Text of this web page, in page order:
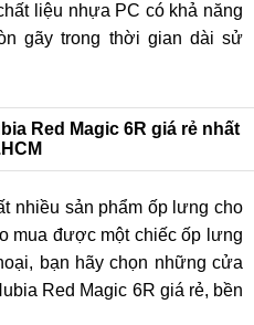
liệu nhựa PC có khả năng
gãy trong thời gian dài sử
Red Magic 6R giá rẻ nhất
nhiều sản phẩm ốp lưng cho
mua được một chiếc ốp lưng
bạn hãy chọn những cửa
Red Magic 6R giá rẻ, bền